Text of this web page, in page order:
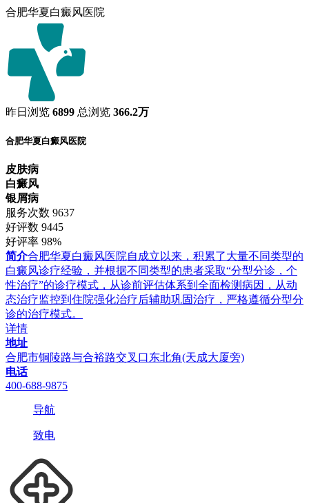
合肥华夏白癜风医院
昨日浏览 6899 总浏览 366.2万
合肥华夏白癜风医院
皮肤病
白癜风
银屑病
服务次数 9637
好评数 9445
好评率 98%
简介合肥华夏白癜风医院自成立以来，积累了大量不同类型的
白癜风诊疗经验，并根据不同类型的患者采取“分型分诊，个
性治疗”的诊疗模式，从诊前评估体系到全面检测病因，从动
态治疗监控到住院强化治疗后辅助巩固治疗，严格遵循分型分
诊的治疗模式。
详情
地址
合肥市铜陵路与合裕路交叉口东北角(天成大厦旁)
电话
400-688-9875
导航
致电